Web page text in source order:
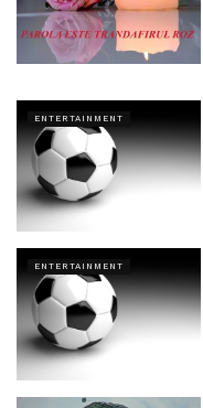
ENTERTAINMENT
ENTERTAINMENT